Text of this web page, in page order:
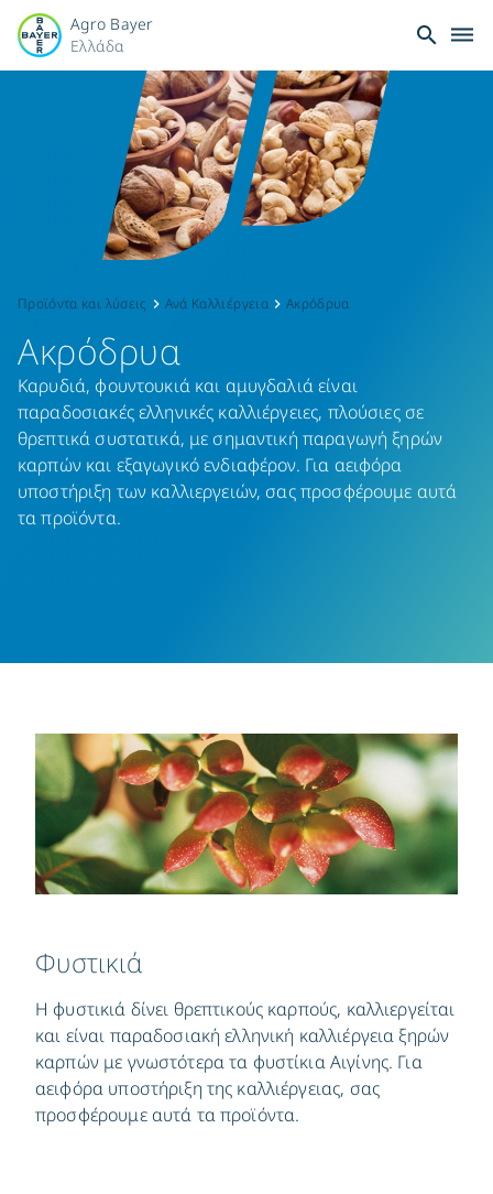
Agro Bayer
Ελλάδα
search dehaze
Ακρόδρυα:
Στοχευμένη
Προστασία
Καρύδια,
Αμύγδαλα
&
Φιστίκια
Προϊόντα και λύσεις keyboard_arrow_right Ανά Καλλιέργειαkeyboard_arrow_right Ακρόδρυα
Ακρόδρυα
Καρυδιά, φουντουκιά και αμυγδαλιά είναι
παραδοσιακές ελληνικές καλλιέργειες, πλούσιες σε
θρεπτικά συστατικά, με σημαντική παραγωγή ξηρών
καρπών και εξαγωγικό ενδιαφέρον. Για αειφόρα
υποστήριξη των καλλιεργειών, σας προσφέρουμε αυτά
τα προϊόντα.
Φυστικιά
Η φυστικιά δίνει θρεπτικούς καρπούς, καλλιεργείται
και είναι παραδοσιακή ελληνική καλλιέργεια ξηρών
καρπών με γνωστότερα τα φυστίκια Αιγίνης. Για
αειφόρα υποστήριξη της καλλιέργειας, σας
προσφέρουμε αυτά τα προϊόντα.